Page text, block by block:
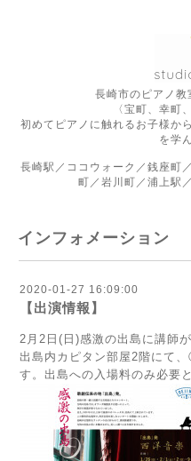
長崎市のピアノ教
〈宝町、幸町
初めてピアノに触れるお子様か
を学
長崎駅／ココウォーク／銭座町
町／岩川町／浦上駅
インフォメーション
2020-01-27 16:09:00
【出演情報】
2月2日(日)感激の出島に講師
出島内カピタン部屋2階にて
す。出島への入場料のみ必要